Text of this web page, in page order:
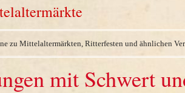
zu Mittelaltermärkten, Ritterfesten und ähnlichen
mit Schwert